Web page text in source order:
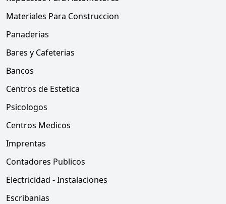
Materiales Para Construccion
Panaderias
Bares y Cafeterias
Bancos
Centros de Estetica
Psicologos
Centros Medicos
Imprentas
Contadores Publicos
Electricidad - Instalaciones
Escribanias